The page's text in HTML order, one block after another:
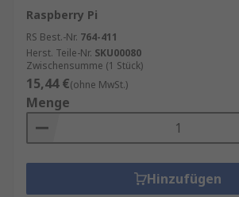
Raspberry Pi
RS Best.-Nr. 764-411
Herst. Teile-Nr. SKU00080
Zwischensumme (1 Stück)
15,44 €(ohne MwSt.)
Menge
Hinzufügen